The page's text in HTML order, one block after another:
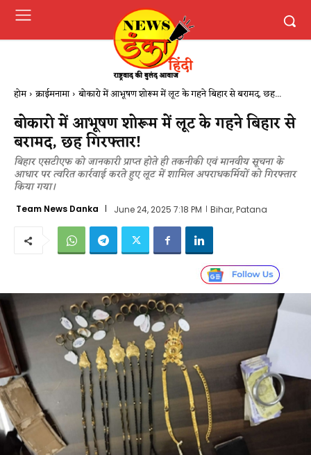
होम क्राईमनामा बोकारो में आभूषण शोरूम में लूट के गहने बिहार से बरामद, छह...
बोकारो में आभूषण शोरूम में लूट के गहने बिहार से
बरामद, छह गिरफ्तार!
बिहार एसटीएफ को जानकारी प्राप्त होते ही तकनीकी एवं मानवीय सूचना के
आधार पर त्वरित कार्रवाई करते हुए लूट में शामिल अपराधकर्मियों को गिरफ्तार
किया गया।
Team News Danka June 24, 2025 7:18 PM Bihar, Patana